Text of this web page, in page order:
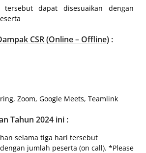
dapat disesuaikan dengan
CSR (Online – Offline) :
Zoom, Google Meets, Teamlink
Tahun 2024 ini :
selama tiga hari tersebut
jumlah peserta (on call). *Please